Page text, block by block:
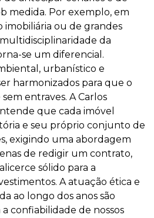
medida. Por exemplo, em
imobiliária ou de grandes
da
se um diferencial.
urbanístico e
harmonizados para que o
entraves. A Carlos
que cada imóvel
e seu próprio conjunto de
exigindo uma abordagem
de redigir um contrato,
sólido para a
A atuação ética e
ao longo dos anos são
confiabilidade de nossos